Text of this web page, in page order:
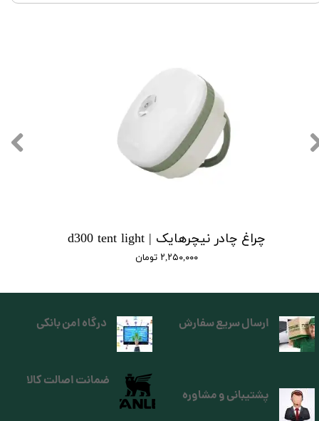
چراغ چادر نیچرهایک | d300 tent light
۲,۲۵۰,۰۰۰ تومان
ارسال سریع سفارش درگاه امن بانکی
پشتیبانی و مشاوره
ضمانت اصالت کالا